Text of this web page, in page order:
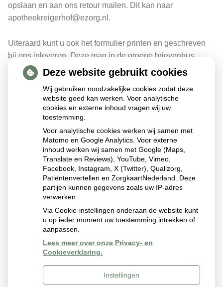
opslaan en aan ons retour mailen. Dit kan naar
apotheekreigerhof@ezorg.nl.
Uiteraard kunt u ook het formulier printen en geschreven
bij ons inleveren. Deze mag in de groene brievenbus
binnen in de apotheek, in de brievenbus buiten de
apotheek of aan de balie afgegeven worden. U kunt ook
een geprint exemplaar aan de balie vragen.
*De automatische herhaalservice kan alleen wanneer u
herhaalmedicatie/herhaalrecepten heeft van uw huisarts in
Nieuwerkerk aan den IJssel. Wij vragen namelijk voor u
herhaalrecepten aan bij uw huisarts. Zonder recept mogen
wij niet afleveren en kunnen wij de automatische
Deze website gebruikt cookies
Wij gebruiken noodzakelijke cookies zodat deze
website goed kan werken. Voor analytische
cookies en externe inhoud vragen wij uw
toestemming.
Voor analytische cookies werken wij samen met
Matomo en Google Analytics. Voor externe
inhoud werken wij samen met Google (Maps,
Translate en Reviews), YouTube, Vimeo,
Facebook, Instagram, X (Twitter), Qualizorg,
Patiëntenvertellen en ZorgkaartNederland. Deze
partijen kunnen gegevens zoals uw IP-adres
verwerken.
Via Cookie-instellingen onderaan de website kunt
u op ieder moment uw toestemming intrekken of
aanpassen.
Lees meer over onze Privacy- en
Cookieverklaring.
Instellingen